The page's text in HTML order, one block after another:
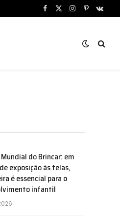
Facebook
X
Instagram
Pinterest
do Brincar: em
exposição às telas,
é essencial para o
infantil